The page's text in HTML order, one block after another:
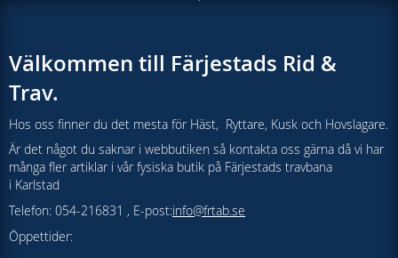
Välkommen till Färjestads Rid &
Trav.
Hos oss finner du det mesta för Häst, Ryttare, Kusk och Hovslagare.
Är det något du saknar i webbutiken så kontakta oss gärna då vi har
många fler artiklar i vår fysiska butik på Färjestads travbana
i Karlstad
Telefon: 054-216831 , E-post:info@frtab.se
Öppettider: